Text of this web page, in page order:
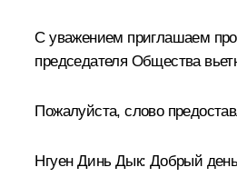
С уважением приглашаем
председателя Общества
Пожалуйста, слово
Нгуен Динь Дык: Добрый